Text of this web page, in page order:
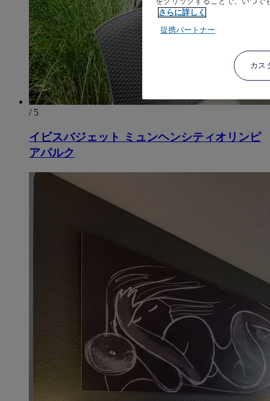
/ 5
イビスバジェット ミュンヘンシティオリンピ
アパルク
さらに詳しく
提携パートナー
カス